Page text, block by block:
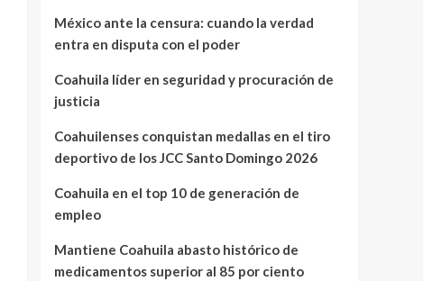
México ante la censura: cuando la verdad
entra en disputa con el poder
Coahuila líder en seguridad y procuración de
justicia
Coahuilenses conquistan medallas en el tiro
deportivo de los JCC Santo Domingo 2026
Coahuila en el top 10 de generación de
empleo
Mantiene Coahuila abasto histórico de
medicamentos superior al 85 por ciento